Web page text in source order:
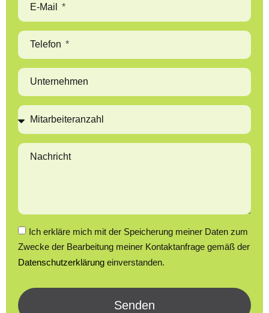
E-Mail
Telefon
Unternehmen
Nachricht
Ich erkläre mich mit der Speicherung meiner Daten zum
Zwecke der Bearbeitung meiner Kontaktanfrage gemäß der
Datenschutzerklärung einverstanden.
Senden